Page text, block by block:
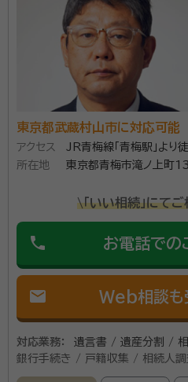
疑問点を質問した時は丁寧に回答して
梅林行政書士事務所は遺言作
ートを専門としている事務所
4年間で120件超のさまざま
を手掛けさせていただきま
なる相続や離婚歴のある故人
の連絡先がわからない場合な
ばならない手続きは変わって
亡くされた相続人の方達は悲
手続きをしなければなりませ
ります。相続に関してお困り
にご相談ください。
資格等： 行政書士
所属団体： 東京都行政書士会町田支
東京都武蔵村山市に対応可能
アクセス
JR青梅線「青梅駅」より
所在地
東京都青梅市滝ノ上町
\「いい相続」にて
phone お電話での
mail Web相談も
対応業務：
遺言書 / 遺産分割 /
銀行手続き / 戸籍収集 / 相続人調